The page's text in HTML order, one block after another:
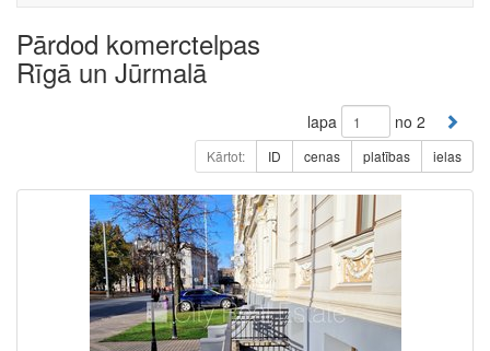
Pārdod komerctelpas
Rīgā un Jūrmalā
lapa no 2
Kārtot: ID cenas platības ielas